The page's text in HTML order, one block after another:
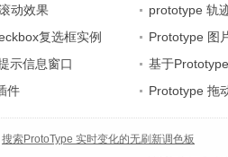
动效果
prototype 轨
复选框实例
Prototype 图
示信息窗口
基于
件
Prototype 拖
搜索ProtoType 实时变化的无刷新调色板